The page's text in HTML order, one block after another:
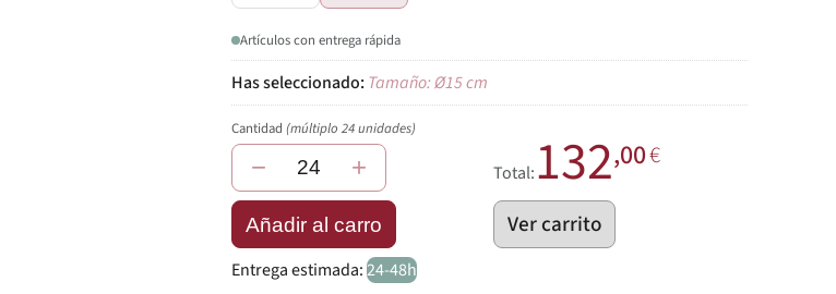
Artículos con entrega rápida
Tamaño: Ø15 cm
Cantidad(múltiplo 24 unidades)
− +
Añadir al carro
Total:132,00€
Ver carrito
Entrega estimada:24-48h